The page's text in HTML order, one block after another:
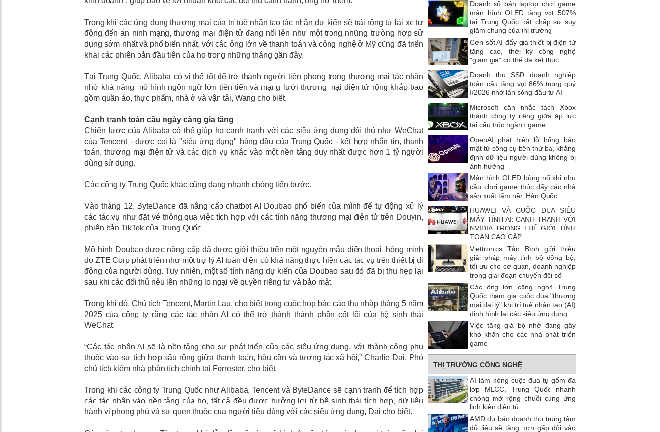
Trong khi các ứng dụng thương mại của trí tuệ nhân tạo tác nhân dự kiến ​​sẽ trải rộng từ lái xe tự
động đến an ninh mạng, thương mại điện tử đang nổi lên như một trong những trường hợp sử
dụng sớm nhất và phổ biến nhất, với các ông lớn về thanh toán và công nghệ ở Mỹ cũng đã triển
khai các phiên bản đầu tiên của họ trong những tháng gần đây.
Tại Trung Quốc, Alibaba có vị thế tốt để trở thành người tiên phong trong thương mại tác nhân
nhờ khả năng mô hình ngôn ngữ lớn tiên tiến và mạng lưới thương mại điện tử rộng khắp bao
gồm quần áo, thực phẩm, nhà ở và vận tải, Wang cho biết.
Cạnh tranh toàn cầu ngày càng gia tăng
Chiến lược của Alibaba có thể giúp họ cạnh tranh với các siêu ứng dụng đối thủ như WeChat
của Tencent - được coi là "siêu ứng dụng" hàng đầu của Trung Quốc - kết hợp nhắn tin, thanh
toán, thương mại điện tử và các dịch vụ khác vào một nền tảng duy nhất được hơn 1 tỷ người
dùng sử dụng.
Các công ty Trung Quốc khác cũng đang nhanh chóng tiến bước.
Vào tháng 12, ByteDance đã nâng cấp chatbot AI Doubao phổ biến của mình để tự động xử lý
các tác vụ như đặt vé thông qua việc tích hợp với các tính năng thương mại điện tử trên Douyin,
phiên bản TikTok của Trung Quốc.
Mô hình Doubao được nâng cấp đã được giới thiệu trên một nguyên mẫu điện thoại thông minh
do ZTE Corp phát triển như một trợ lý AI toàn diện có khả năng thực hiện các tác vụ trên thiết bị di
động của người dùng. Tuy nhiên, một số tính năng dự kiến ​​của Doubao sau đó đã bị thu hẹp lại
sau khi các đối thủ nêu lên những lo ngại về quyền riêng tư và bảo mật.
Trong khi đó, Chủ tịch Tencent, Martin Lau, cho biết trong cuộc họp báo cáo thu nhập tháng 5 năm
2025 của công ty rằng các tác nhân AI có thể trở thành thành phần cốt lõi của hệ sinh thái
WeChat.
“Các tác nhân AI sẽ là nền tảng cho sự phát triển của các siêu ứng dụng, với thành công phụ
thuộc vào sự tích hợp sâu rộng giữa thanh toán, hậu cần và tương tác xã hội,” Charlie Dai, Phó
chủ tịch kiêm nhà phân tích chính tại Forrester, cho biết.
Trong khi các công ty Trung Quốc như Alibaba, Tencent và ByteDance sẽ cạnh tranh để tích hợp
các tác nhân vào nền tảng của họ, tất cả đều được hưởng lợi từ hệ sinh thái tích hợp, dữ liệu
hành vi phong phú và sự quen thuộc của người tiêu dùng với các siêu ứng dụng, Dai cho biết.
Doanh số bán laptop chơi game
màn hình OLED tăng vọt 507%
tại Trung Quốc bất chấp sự suy
giảm chung của thị trường
Cơn sốt AI đẩy giá thiết bị điện tử
tăng cao, thời kỳ công nghệ
"giảm giá" có thể đã kết thúc
Doanh thu SSD doanh nghiệp
toàn cầu tăng vọt 86% trong quý
I/2026 nhờ làn sóng đầu tư AI
Microsoft cân nhắc tách Xbox
thành công ty riêng giữa áp lực
tái cấu trúc ngành game
OpenAI phát hiện lỗ hổng bảo
mật từ công cụ bên thứ ba, khẳng
định dữ liệu người dùng không bị
ảnh hưởng
Màn hình OLED bùng nổ khi nhu
cầu chơi game thúc đẩy các nhà
sản xuất tấm nền Hàn Quốc
HUAWEI VÀ CUỘC ĐUA SIÊU
MÁY TÍNH AI: CẠNH TRANH VỚI
NVIDIA TRONG THẾ GIỚI TÍNH
TOÁN CAO CẤP
Viettronics Tân Bình giới thiệu
giải pháp máy tính bộ đồng bộ,
tối ưu cho cơ quan, doanh nghiệp
trong giai đoạn chuyển đổi số
Các ông lớn công nghệ Trung
Quốc tham gia cuộc đua "thương
mại đại lý" khi trí tuệ nhân tạo (AI)
định hình lại các siêu ứng dụng.
Việc tăng giá bộ nhớ đang gây
khó khăn cho các nhà phát triển
game
THỊ TRƯỜNG CÔNG NGHỆ
AI làm nóng cuộc đua tụ gốm đa
lớp MLCC, Trung Quốc nhanh
chóng mở rộng chuỗi cung ứng
linh kiện điện tử
AMD dự báo doanh thu trung tâm
dữ liệu sẽ tăng hơn gấp đôi vào